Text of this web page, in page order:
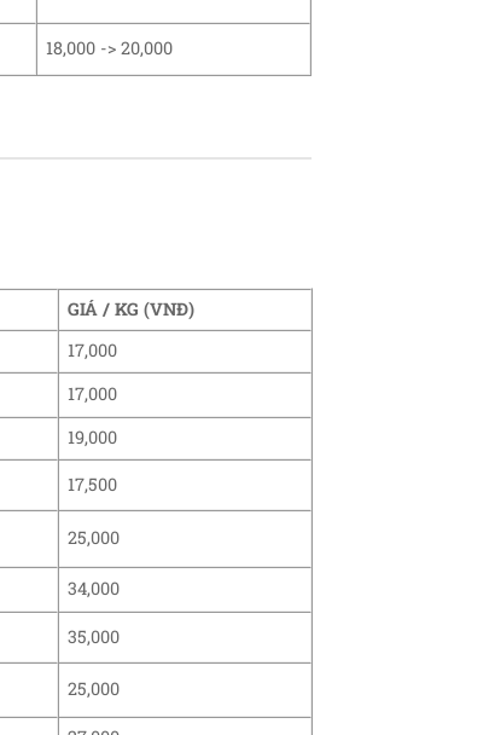
18,000 -> 20,000
GIÁ / KG (VNĐ)
17,000
17,000
19,000
17,500
25,000
34,000
35,000
25,000